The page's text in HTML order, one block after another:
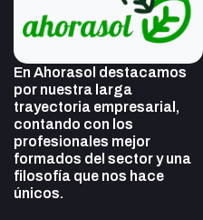
En Ahorasol destacamos
por nuestra larga
trayectoria empresarial,
contando con los
profesionales mejor
formados del sector y una
filosofía que nos hace
únicos.